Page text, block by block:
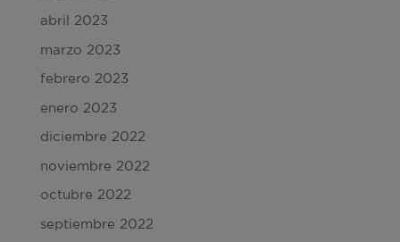
abril 2023
marzo 2023
febrero 2023
enero 2023
diciembre 2022
noviembre 2022
octubre 2022
septiembre 2022